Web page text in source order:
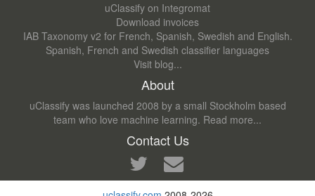
uClassify on Integromat
Download invoices
IAB Taxonomy v2 for French, Spanish, Swedish and English.
Spanish, French and Swedish classifier languages
Visit blog...
About
uClassify was launched 2008 by a small Stockholm based
team who love machine learning. Read more...
Contact Us